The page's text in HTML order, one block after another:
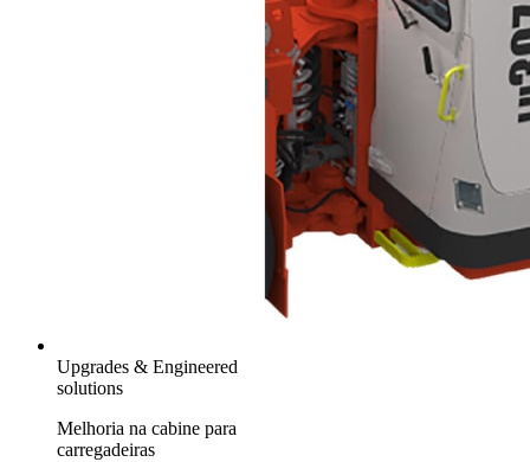
Upgrades & Engineered
solutions
Melhoria na cabine para
carregadeiras